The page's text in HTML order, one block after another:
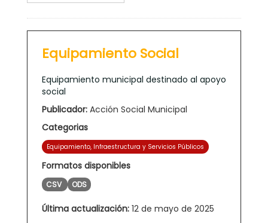
Equipamiento Social
Equipamiento municipal destinado al apoyo
social
Publicador: Acción Social Municipal
Categorias
Equipamiento, Infraestructura y Servicios Públicos
Formatos disponibles
CSV ODS
Última actualización: 12 de mayo de 2025